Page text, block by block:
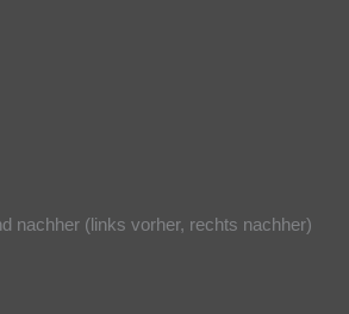
nachher (links vorher, rechts nachher)